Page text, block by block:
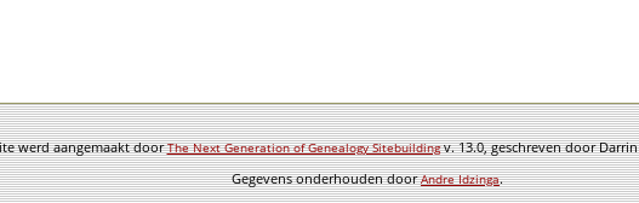
werd aangemaakt doorThe Next Generation of Genealogy Sitebuildingv. 13.0, geschreven door
Gegevens onderhouden doorAndre Idzinga.